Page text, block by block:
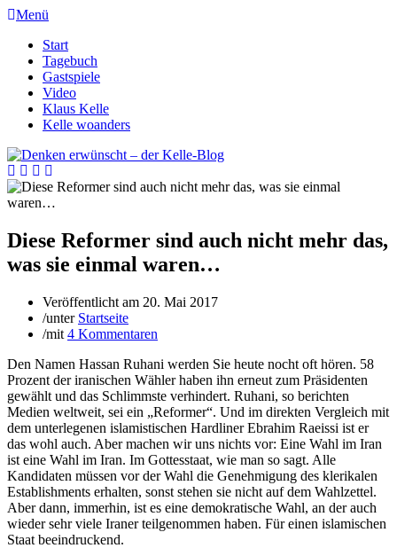
Menü
Start
Tagebuch
Gastspiele
Video
Klaus Kelle
Kelle woanders
Diese Reformer sind auch nicht mehr das,
was sie einmal waren…
Veröffentlicht am 20. Mai 2017
/unter Startseite
/mit 4 Kommentaren
Den Namen Hassan Ruhani werden Sie heute nocht oft hören. 58
Prozent der iranischen Wähler haben ihn erneut zum Präsidenten
gewählt und das Schlimmste verhindert. Ruhani, so berichten
Medien weltweit, sei ein „Reformer“. Und im direkten Vergleich mit
dem unterlegenen islamistischen Hardliner Ebrahim Raeissi ist er
das wohl auch. Aber machen wir uns nichts vor: Eine Wahl im Iran
ist eine Wahl im Iran. Im Gottesstaat, wie man so sagt. Alle
Kandidaten müssen vor der Wahl die Genehmigung des klerikalen
Establishments erhalten, sonst stehen sie nicht auf dem Wahlzettel.
Aber dann, immerhin, ist es eine demokratische Wahl, an der auch
wieder sehr viele Iraner teilgenommen haben. Für einen islamischen
Staat beeindruckend.